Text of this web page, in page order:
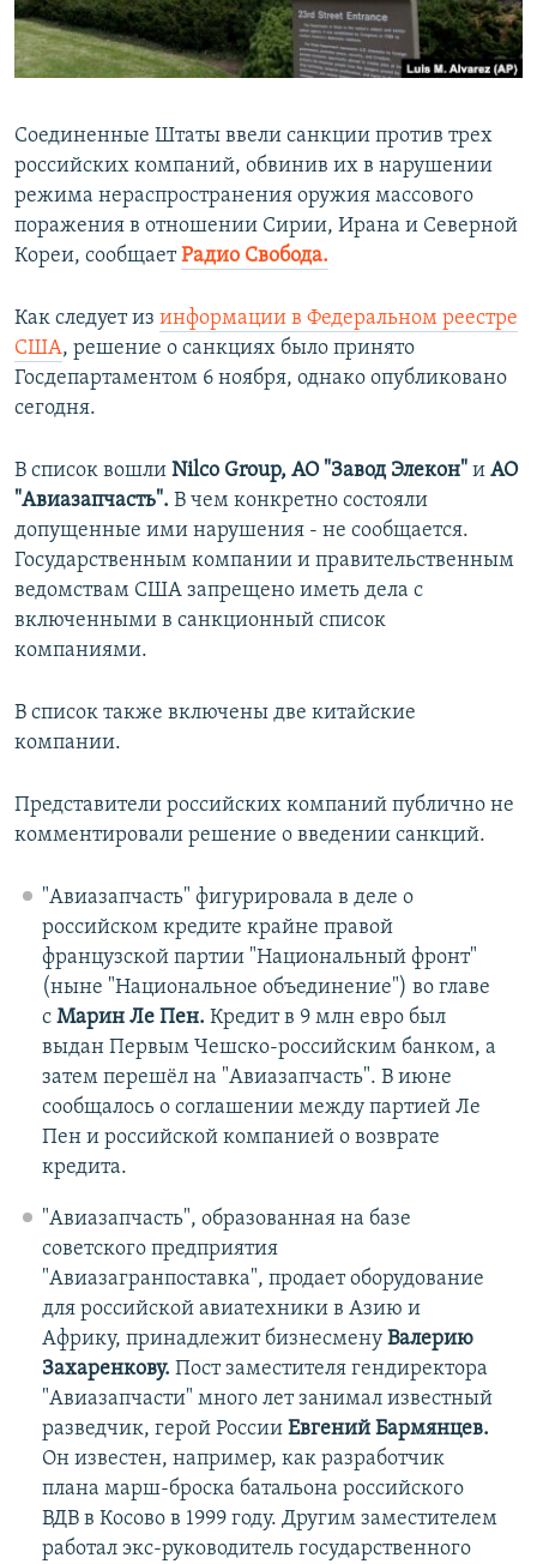
ПОБЕДИТЕЛЕЙ НЕ СУДЯТ?
КРЫМ.НЕПОКОРЕННЫЙ
УКРАИНСКАЯ ПРОБЛЕМА КРЫМА
ПРИСОЕДИНЯЙТЕСЬ!
Соединенные Штаты ввели санкции против трех
российских компаний, обвинив их в нарушении
режима нераспространения оружия массового
поражения в отношении Сирии, Ирана и Северной
Кореи, сообщаетРадио Свобода.
Как следует из информации в Федеральном реестре
США, решение о санкциях было принято
Госдепартаментом 6 ноября, однако опубликовано
сегодня.
В список вошли Nilco Group, АО "Завод Элекон" и АО
"Авиазапчасть". В чем конкретно состояли
допущенные ими нарушения - не сообщается.
Государственным компании и правительственным
ведомствам США запрещено иметь дела с
включенными в санкционный список
компаниями.
В список также включены две китайские
компании.
Представители российских компаний публично не
комментировали решение о введении санкций.
"Авиазапчасть" фигурировала в деле о
российском кредите крайне правой
французской партии "Национальный фронт"
(ныне "Национальное объединение") во главе
с Марин Ле Пен. Кредит в 9 млн евро был
выдан Первым Чешско-российским банком, а
затем перешёл на "Авиазапчасть". В июне
сообщалось о соглашении между партией Ле
Пен и российской компанией о возврате
кредита.
"Авиазапчасть", образованная на базе
советского предприятия
"Авиазагранпоставка", продает оборудование
для российской авиатехники в Азию и
Африку, принадлежит бизнесмену Валерию
Захаренкову. Пост заместителя гендиректора
"Авиазапчасти" много лет занимал известный
разведчик, герой России Евгений Бармянцев.
Он известен, например, как разработчик
плана марш-броска батальона российского
ВДВ в Косово в 1999 году. Другим заместителем
работал экс-руководитель государственного